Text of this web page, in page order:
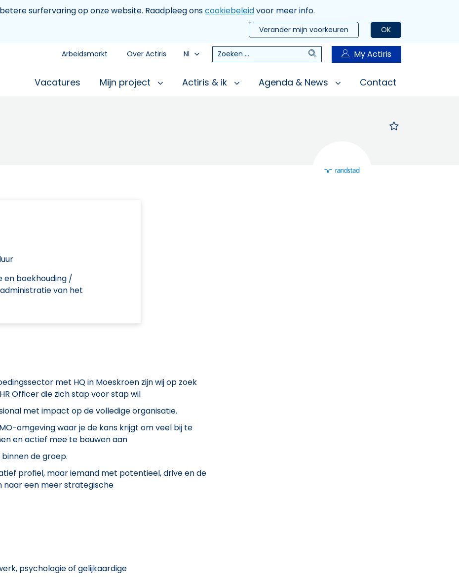
surfervaring op onze website. Raadpleeg onscookiebeleidvoor meer info.
OK
Verander mijn voorkeuren
Arbeidsmarkt Over Actiris Nl Zoeken Zoeken My Actiris
Vacatures Mijn project Actiris & ik Agenda & News Contact
en boekhouding /
van het
met HQ in Moeskroen zijn wij op zoek
Officer die zich stap voor stap wil
met impact op de volledige organisatie.
omgeving waar je de kans krijgt om veel bij te
en actief mee te bouwen aan
de groep.
profiel, maar iemand met potentieel, drive en de
een meer strategische
psychologie of gelijkaardige